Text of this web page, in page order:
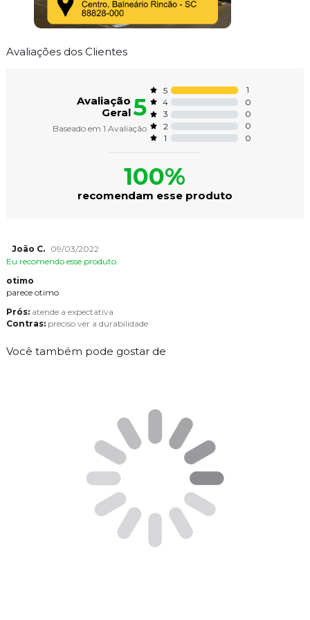
Avaliações dos Clientes
Avaliação
Geral5
Baseado em 1 Avaliação
5
1
4
0
3
0
2
0
1
0
100%
recomendam esse produto
João C.
09/03/2022
Eu recomendo esse produto.
otimo
parece otimo
Prós: atende a expectativa
Contras: preciso ver a durabilidade
Você também pode gostar de